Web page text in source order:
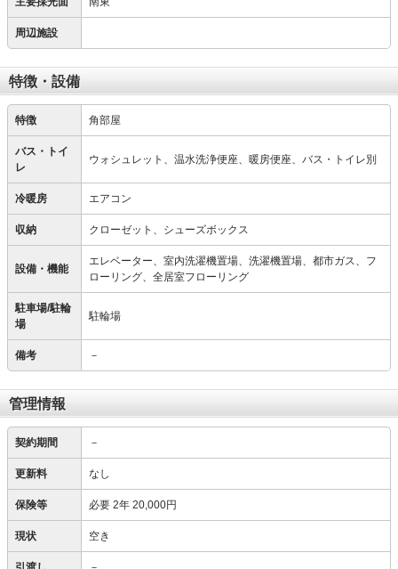
周辺施設
特徴・設備
特徴 角部屋
バス・トイ
レ
ウォシュレット、温水洗浄便座、暖房便座、バス・トイレ別
冷暖房 エアコン
収納 クローゼット、シューズボックス
設備・機能
エレベーター、室内洗濯機置場、洗濯機置場、都市ガス、フ
ローリング、全居室フローリング
駐車場/駐輪
場
駐輪場
備考 －
管理情報
契約期間 －
更新料 なし
保険等 必要 2年 20,000円
現状 空き